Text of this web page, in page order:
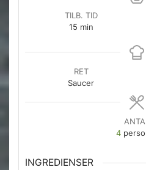
TILB. TID
15minutter
min
RET
Saucer
4
INGREDIENSER